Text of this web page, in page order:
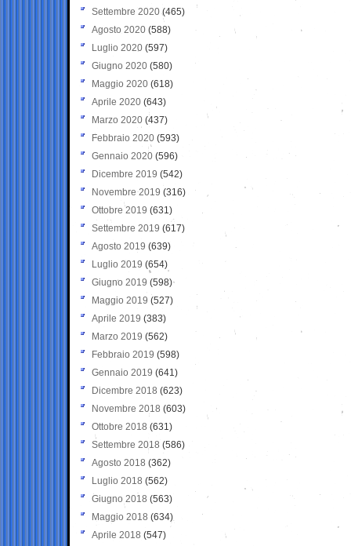
Settembre 2020(465)
Agosto 2020 (588)
Luglio 2020 (597)
Giugno 2020 (580)
Maggio 2020 (618)
Aprile 2020 (643)
Marzo 2020 (437)
Febbraio 2020 (593)
Gennaio 2020 (596)
Dicembre 2019 (542)
Novembre 2019 (316)
Ottobre 2019 (631)
Settembre 2019 (617)
Agosto 2019 (639)
Luglio 2019 (654)
Giugno 2019 (598)
Maggio 2019 (527)
Aprile 2019 (383)
Marzo 2019 (562)
Febbraio 2019 (598)
Gennaio 2019 (641)
Dicembre 2018 (623)
Novembre 2018 (603)
Ottobre 2018 (631)
Settembre 2018 (586)
Agosto 2018 (362)
Luglio 2018 (562)
Giugno 2018 (563)
Maggio 2018 (634)
Aprile 2018 (547)